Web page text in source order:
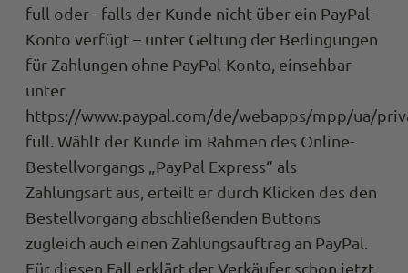
full oder - falls der Kunde nicht über ein PayPal-
Konto verfügt – unter Geltung der Bedingungen
für Zahlungen ohne PayPal-Konto, einsehbar
unter
https://www.paypal.com/de/webapps/mpp/ua/
full. Wählt der Kunde im Rahmen des Online-
Bestellvorgangs „PayPal Express“ als
Zahlungsart aus, erteilt er durch Klicken des den
Bestellvorgang abschließenden Buttons
zugleich auch einen Zahlungsauftrag an PayPal.
Für diesen Fall erklärt der Verkäufer schon jetzt